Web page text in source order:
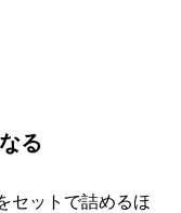
る
セットで詰めるほ